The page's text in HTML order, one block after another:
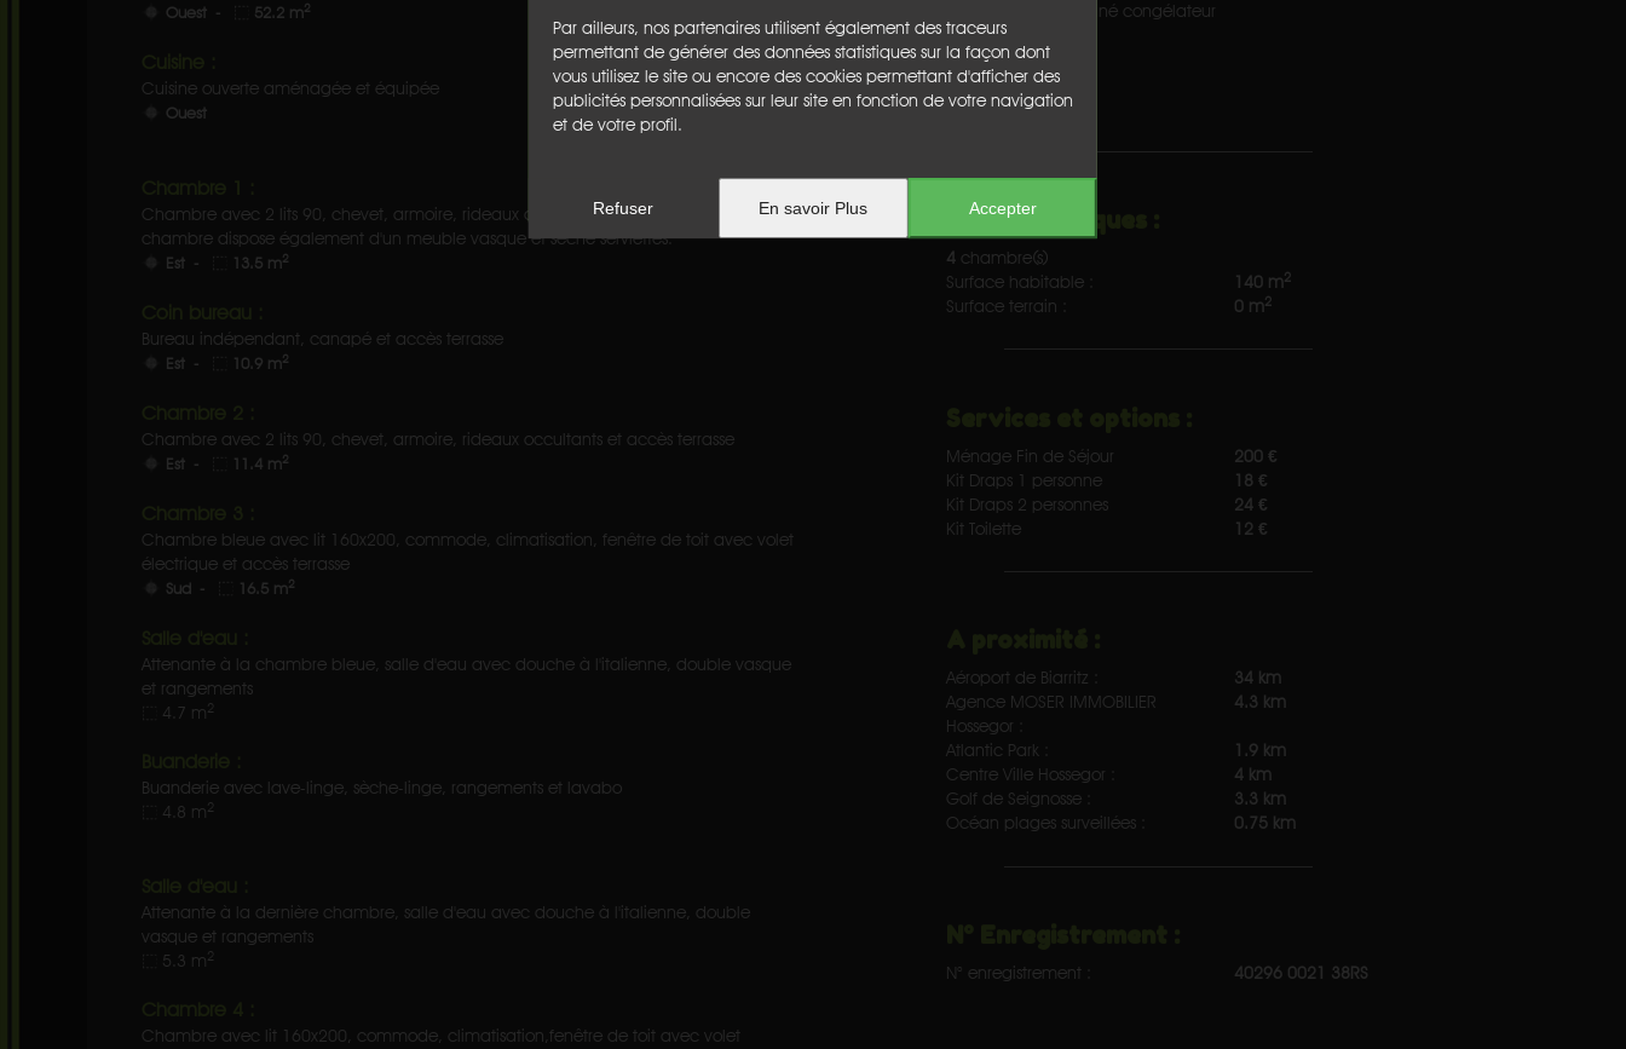
Par ailleurs, nos partenaires utilisent également des traceurs
permettant de générer des données statistiques sur la façon dont
vous utilisez le site ou encore des cookies permettant d'afficher des
publicités personnalisées sur leur site en fonction de votre navigation
et de votre profil.
Refuser En savoir Plus Accepter
Ouest -
52.2 m2
Cuisine ouverte aménagée et équipée
Ouest
Chambre avec 2 lits 90, chevet, armoire, rideaux occultants et accès terrasse. Cette
chambre dispose également d'un meuble vasque et sèche serviettes.
Est -
13.5 m2
Bureau indépendant, canapé et accès terrasse
Est -
10.9 m2
Chambre avec 2 lits 90, chevet, armoire, rideaux occultants et accès terrasse
Est -
11.4 m2
Chambre bleue avec lit 160x200, commode, climatisation, fenêtre de toit avec volet
électrique et accès terrasse
Sud -
16.5 m2
Attenante à la chambre bleue, salle d'eau avec douche à l'italienne, double vasque
et rangements
4.7 m2
Buanderie avec lave-linge, sèche-linge, rangements et lavabo
4.8 m2
Attenante à la dernière chambre, salle d'eau avec douche à l'italienne, double
vasque et rangements
5.3 m2
Chambre avec lit 160x200, commode, climatisation,fenêtre de toit avec volet
Réfrigérateur combiné congélateur
Sèche-linge
Télévision
Terrasse
Terrasse couverte
Caractéristiques :
4 chambre(s)
Surface habitable :
140 m2
Surface terrain : 0 m2
Ménage Fin de Séjour
200 €
Kit Draps 1 personne
18 €
Kit Draps 2 personnes
24 €
Kit Toilette
12 €
Aéroport de Biarritz :
34 km
Agence MOSER IMMOBILIER
Hossegor :
4.3 km
Atlantic Park :
1.9 km
Centre Ville Hossegor :
4 km
Golf de Seignosse :
3.3 km
Océan plages surveillées :
0.75 km
N° enregistrement : 40296 0021 38RS